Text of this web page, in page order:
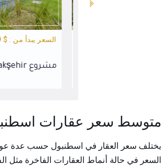
السعر يبدأ من : $ 163,029
مشروع Air Başakşehir
متوسط سعر عقارات
السعر في حالة أنماط العقارات الفاخرة مثل